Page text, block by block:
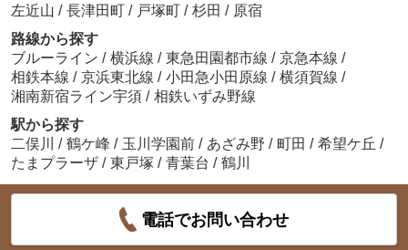
左近山 / 長津田町 / 戸塚町 / 杉田 / 原宿
路線から探す
ブルーライン / 横浜線 / 東急田園都市線 / 京急本線 /
相鉄本線 / 京浜東北線 / 小田急小田原線 / 横須賀線 /
湘南新宿ライン宇須 / 相鉄いずみ野線
駅から探す
二俣川
/ 鶴ケ峰 / 玉川学園前 / あざみ野 / 町田 / 希望ケ丘 /
たまプラーザ / 東戸塚 / 青葉台 / 鶴川
電話でお問い合わせ